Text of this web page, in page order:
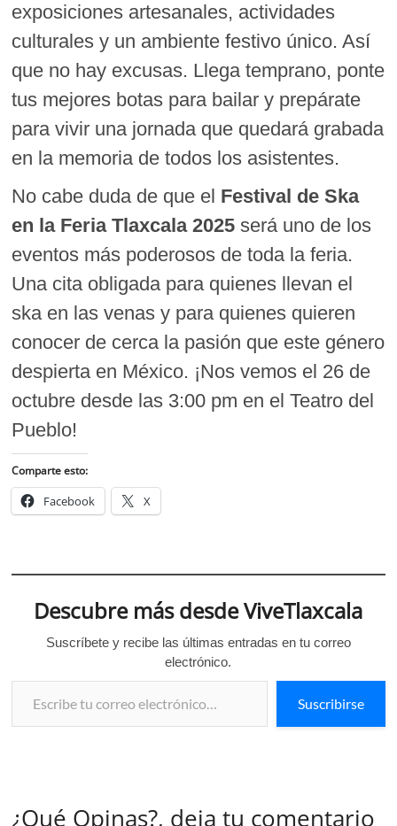
exposiciones artesanales, actividades
culturales y un ambiente festivo único. Así
que no hay excusas. Llega temprano, ponte
tus mejores botas para bailar y prepárate
para vivir una jornada que quedará grabada
en la memoria de todos los asistentes.
No cabe duda de que el Festival de Ska
en la Feria Tlaxcala 2025 será uno de los
eventos más poderosos de toda la feria.
Una cita obligada para quienes llevan el
ska en las venas y para quienes quieren
conocer de cerca la pasión que este género
despierta en México. ¡Nos vemos el 26 de
octubre desde las 3:00 pm en el Teatro del
Pueblo!
Comparte esto:
Facebook X
Descubre más desde ViveTlaxcala
Suscríbete y recibe las últimas entradas en tu correo
electrónico.
Escribe tu correo electrónico…
Suscribirse
¿Qué Opinas?, deja tu comentario